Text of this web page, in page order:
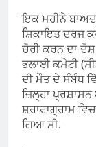
ਇਕ ਮਹੀਨੇ
ਸ਼ਿਕਾਇਤ ਦਰਜ
ਚੋਰੀ ਕਰਨ ਦਾ
ਭਲਾਈ ਕਮੇਟੀ
ਦੀ ਮੌਤ ਦੇ ਸੰਬੰਧ
ਜ਼ਿਲ੍ਹਾ
ਸ਼ਰਾਰਾਗ੍ਰਾਮ
ਗਿਆ ਸੀ.